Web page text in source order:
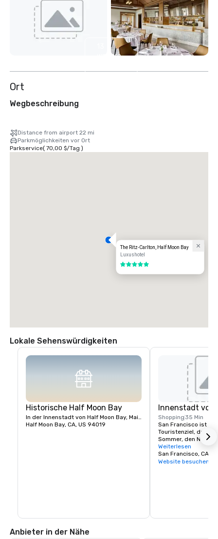
weitere
Ort
Wegbeschreibung
Distance from airport 22 mi
Parkmöglichkeiten vor Ort
Parkservice( 70,00 $/Tag )
The Ritz-Carlton, Half Moon Bay
Luxushotel
5 von 5
Lokale Sehenswürdigkeiten
Historische Half Moon Bay
In der Innenstadt von Half Moon Bay, Main Street
Half Moon Bay, CA, US 94019
Innenstadt von
Shopping 35 Min
San Francisco ist
Touristenziel, das für
Sommer, den Nebel,
vielseitige Mischung
Wahrzeichen wie die
die Seilbahnen, das
Weiterlesen
San Francisco, CA,
Website besuchen
Anbieter in der Nähe